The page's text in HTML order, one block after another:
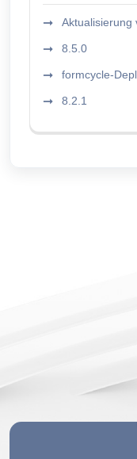
Aktualisierung
8.5.0
formcycle-
8.2.1